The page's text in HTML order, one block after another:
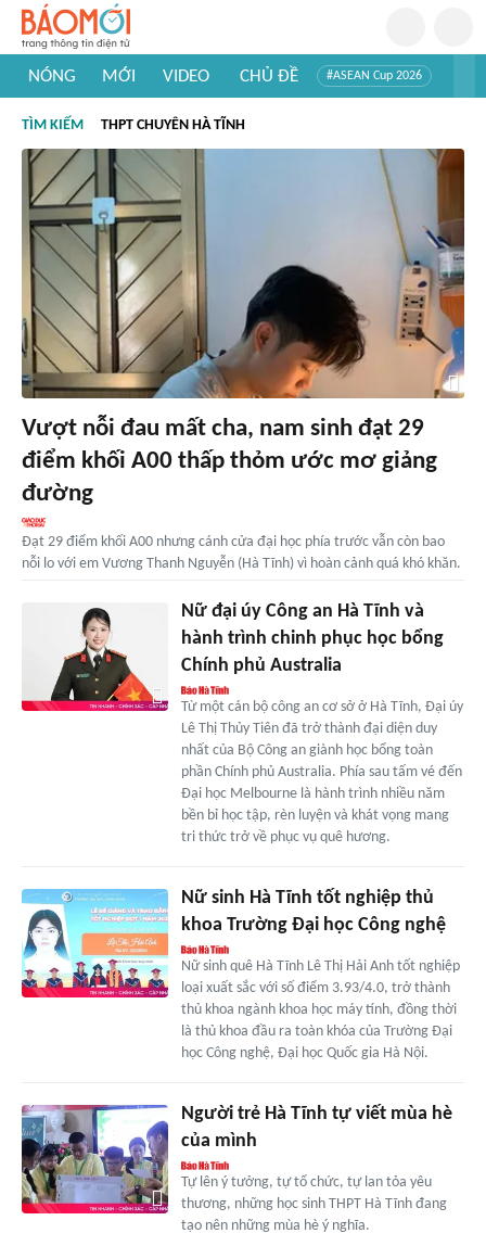
NÓNG MỚI VIDEO CHỦ ĐỀ #ASEAN Cup 2026
#Khám phá thế giới
TÌM KIẾM THPT CHUYÊN HÀ TĨNH
Vượt nỗi đau mất cha, nam sinh đạt 29
điểm khối A00 thấp thỏm ước mơ giảng
đường
Đạt 29 điểm khối A00 nhưng cánh cửa đại học phía trước vẫn còn bao
nỗi lo với em Vương Thanh Nguyễn (Hà Tĩnh) vì hoàn cảnh quá khó khăn.
Nữ đại úy Công an Hà Tĩnh và
hành trình chinh phục học bổng
Chính phủ Australia
Từ một cán bộ công an cơ sở ở Hà Tĩnh, Đại úy
Lê Thị Thủy Tiên đã trở thành đại diện duy
nhất của Bộ Công an giành học bổng toàn
phần Chính phủ Australia. Phía sau tấm vé đến
Đại học Melbourne là hành trình nhiều năm
bền bỉ học tập, rèn luyện và khát vọng mang
tri thức trở về phục vụ quê hương.
Nữ sinh Hà Tĩnh tốt nghiệp thủ
khoa Trường Đại học Công nghệ
Nữ sinh quê Hà Tĩnh Lê Thị Hải Anh tốt nghiệp
loại xuất sắc với số điểm 3.93/4.0, trở thành
thủ khoa ngành khoa học máy tính, đồng thời
là thủ khoa đầu ra toàn khóa của Trường Đại
học Công nghệ, Đại học Quốc gia Hà Nội.
Người trẻ Hà Tĩnh tự viết mùa hè
của mình
Tự lên ý tưởng, tự tổ chức, tự lan tỏa yêu
thương, những học sinh THPT Hà Tĩnh đang
tạo nên những mùa hè ý nghĩa.